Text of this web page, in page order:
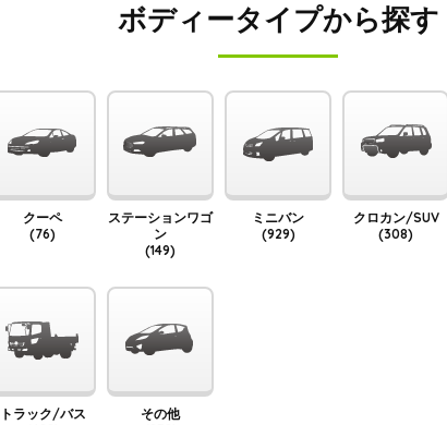
ボディータイプから探す
クーペ
(76)
ステーションワゴ
ン
(149)
ミニバン
(929)
クロカン/SUV
(308)
トラック/バス
その他